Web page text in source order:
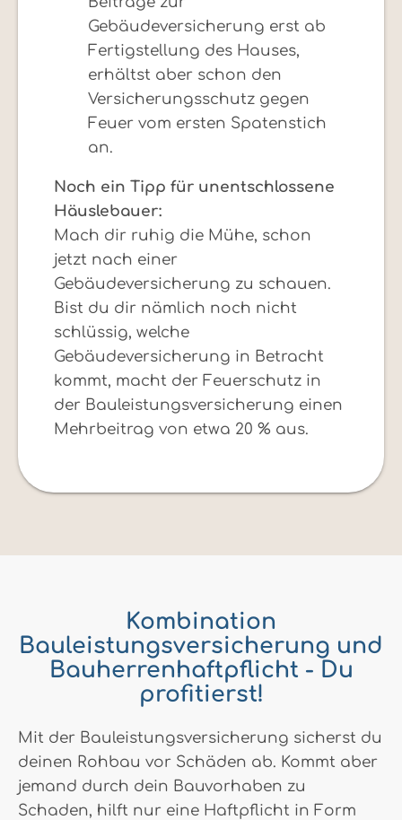
Gebäudeversicherung erst ab
Fertigstellung des Hauses,
erhältst aber schon den
Versicherungsschutz gegen
Feuer vom ersten Spatenstich
an.
Noch ein Tipp für unentschlossene
Häuslebauer:
Mach dir ruhig die Mühe, schon
jetzt nach einer
Gebäudeversicherung zu schauen.
Bist du dir nämlich noch nicht
schlüssig, welche
Gebäudeversicherung in Betracht
kommt, macht der Feuerschutz in
der Bauleistungsversicherung einen
Mehrbeitrag von etwa 20 % aus.
Kombination
Bauleistungsversicherung und
Bauherrenhaftpflicht - Du
profitierst!
Mit der Bauleistungsversicherung sicherst du
deinen Rohbau vor Schäden ab. Kommt aber
jemand durch dein Bauvorhaben zu
Schaden, hilft nur eine Haftpflicht in Form